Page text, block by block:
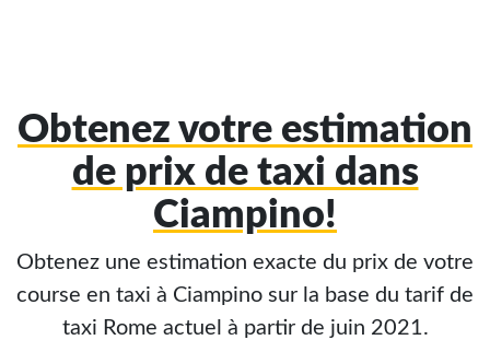
Obtenez votre estimation
de prix de taxi dans
Ciampino!
Obtenez une estimation exacte du prix de votre
course en taxi à Ciampino sur la base du tarif de
taxi Rome actuel à partir de juin 2021.